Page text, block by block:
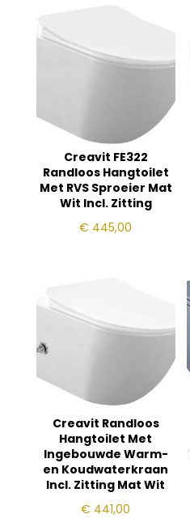
Creavit FE322
Randloos Hangtoilet
Met RVS Sproeier Mat
Wit Incl. Zitting
€ 445,00
Creavit Randloos
Hangtoilet Met
Ingebouwde Warm-
en Koudwaterkraan
Incl. Zitting Mat Wit
€ 441,00